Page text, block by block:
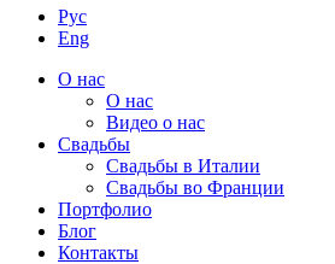
Рус
Eng
О нас
О нас
Видео о нас
Свадьбы
Свадьбы в Италии
Свадьбы во Франции
Портфолио
Блог
Контакты